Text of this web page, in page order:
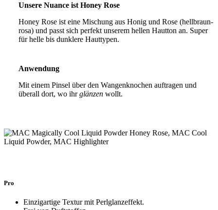
Unsere Nuance ist Honey Rose
Honey Rose ist eine Mischung aus Honig und Rose (hellbraun-
rosa) und passt sich perfekt unserem hellen Hautton an. Super
für helle bis dunklere Hauttypen.
Anwendung
Mit einem Pinsel über den Wangenknochen auftragen und
überall dort, wo ihrglänzen wollt.
Pro
Einzigartige Textur mit Perlglanzeffekt.